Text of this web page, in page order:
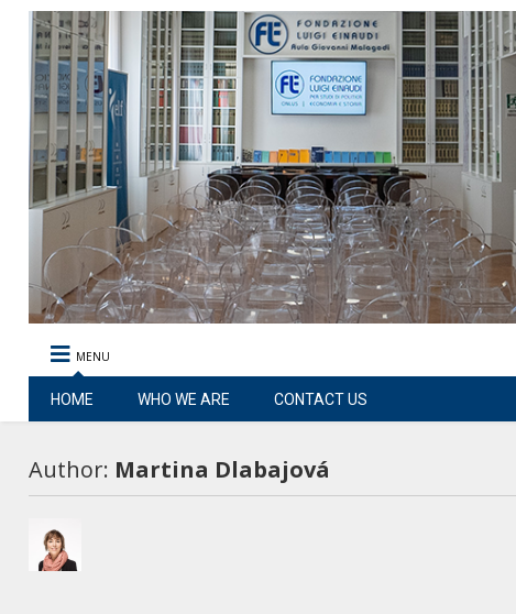
MENU
HOME WHO WE ARE CONTACT US
Author: Martina Dlabajová